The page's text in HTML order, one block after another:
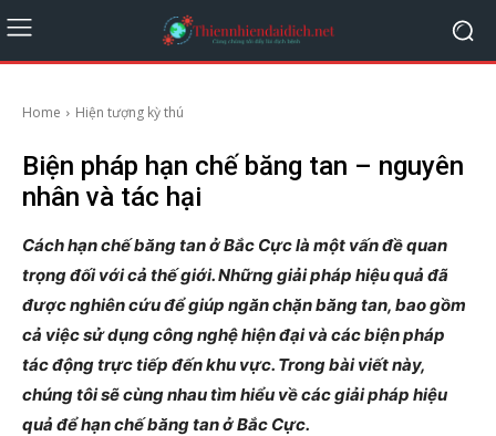
Home Hiện tượng kỳ thú
Biện pháp hạn chế băng tan – nguyên
nhân và tác hại
Cách hạn chế băng tan ở Bắc Cực là một vấn đề quan
trọng đối với cả thế giới. Những giải pháp hiệu quả đã
được nghiên cứu để giúp ngăn chặn băng tan, bao gồm
cả việc sử dụng công nghệ hiện đại và các biện pháp
tác động trực tiếp đến khu vực. Trong bài viết này,
chúng tôi sẽ cùng nhau tìm hiểu về các giải pháp hiệu
quả để hạn chế băng tan ở Bắc Cực.